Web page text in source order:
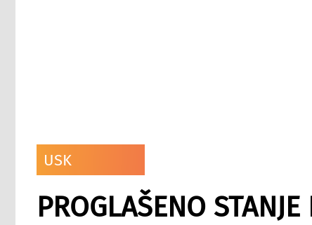
USK
PROGLAŠENO